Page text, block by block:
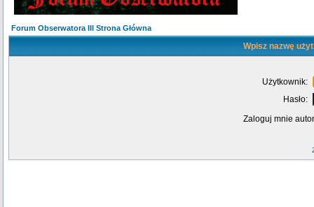
Forum Obserwatora III Strona Główna
Wpisz nazwę
Użytkownik:
Hasło:
Zaloguj mnie